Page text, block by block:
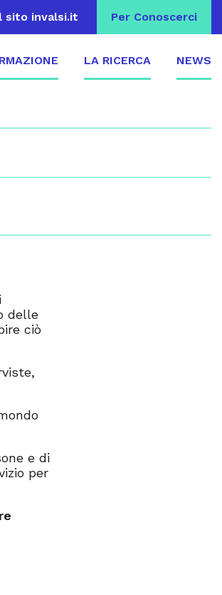
sito invalsi.it Per Conoscerci
LA RICERCA NEWS
delle
ciò
e di
per